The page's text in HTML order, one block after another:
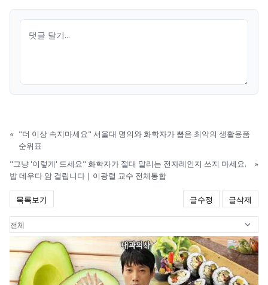
« "더 이상 속지마세요" 서울대 명의와 화학자가 뽑은 최악의 생활용품
순위표
"그냥 '이렇게' 드세요" 화학자가 절대 말리는 전자레인지 쓰지 마세요.
밥 데우다 암 걸립니다 | 이광렬 교수 전체통합
»
목록보기 글수정 글삭제
0